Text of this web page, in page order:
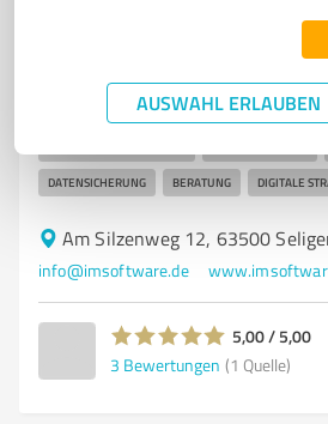
AUSWAHL ERLAUBEN
BENUTZERFREUNDLICHKEIT
DATENSICHERUNG BERATUNG DIGITALE
Am Silzenweg 12, 63500
info@imsoftware.de
5,00 / 5,00
3 Bewertungen (1 Quelle)